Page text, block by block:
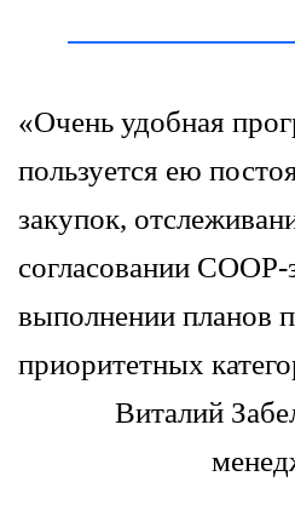
«Очень удобная
пользуется ею
закупок,
согласовании СООР-
выполнении планов
приоритетных
Виталий